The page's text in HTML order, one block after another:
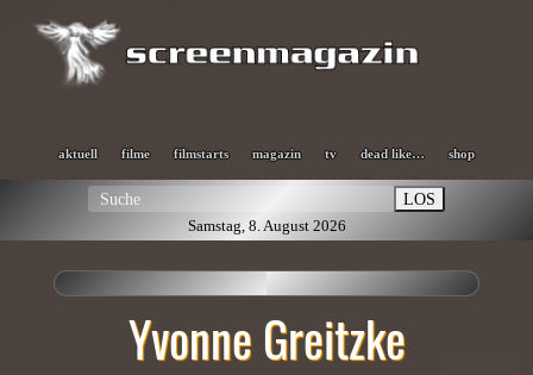
aktuell filme filmstarts magazin tv dead like… shop
LOS
Samstag, 8. August 2026
Yvonne Greitzke